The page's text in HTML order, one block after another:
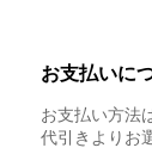
お支払いに
お支払い方法
代引きよりお